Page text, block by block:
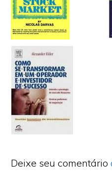
Deixe seu comentário